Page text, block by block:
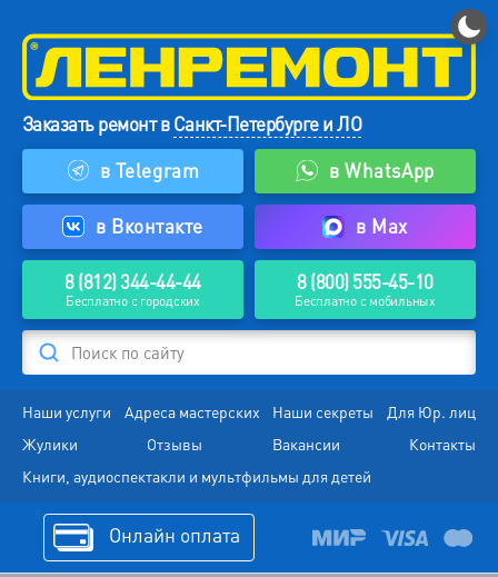
Заказать ремонт вСанкт-Петербурге и ЛО
в Telegram
в WhatsApp
в Вконтакте в Max
8 (812) 344-44-44
Бесплатно с городских
8 (800) 555-45-10
Бесплатно с мобильных
Поиск по сайту
Наши услуги Адреса мастерских Наши секреты
Для Юр. лиц
Жулики
Отзывы Вакансии
Контакты
Книги, аудиоспектакли и мультфильмы для детей
Онлайн оплата